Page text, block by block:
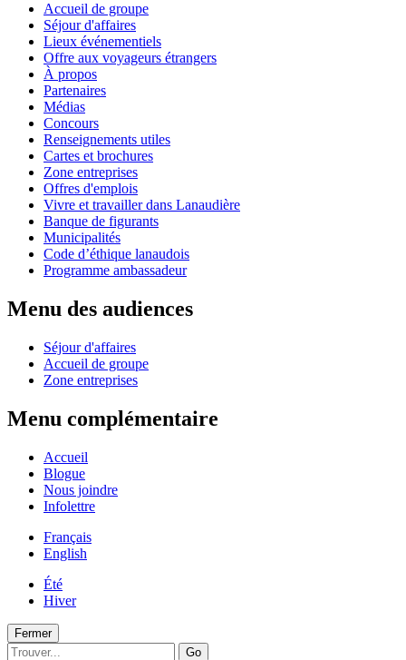
Accueil de groupe
Séjour d'affaires
Lieux événementiels
Offre aux voyageurs étrangers
À propos
Partenaires
Médias
Concours
Renseignements utiles
Cartes et brochures
Zone entreprises
Offres d'emplois
Vivre et travailler dans Lanaudière
Banque de figurants
Municipalités
Code d’éthique lanaudois
Programme ambassadeur
Menu des audiences
Séjour d'affaires
Accueil de groupe
Zone entreprises
Menu complémentaire
Accueil
Blogue
Nous joindre
Infolettre
Français
English
Été
Hiver
Fermer
Go